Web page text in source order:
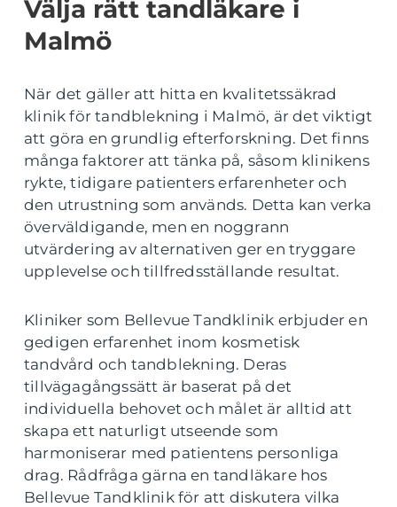
Välja rätt tandläkare i
Malmö
När det gäller att hitta en kvalitetssäkrad
klinik för tandblekning i Malmö, är det viktigt
att göra en grundlig efterforskning. Det finns
många faktorer att tänka på, såsom klinikens
rykte, tidigare patienters erfarenheter och
den utrustning som används. Detta kan verka
överväldigande, men en noggrann
utvärdering av alternativen ger en tryggare
upplevelse och tillfredsställande resultat.
Kliniker som Bellevue Tandklinik erbjuder en
gedigen erfarenhet inom kosmetisk
tandvård och tandblekning. Deras
tillvägagångssätt är baserat på det
individuella behovet och målet är alltid att
skapa ett naturligt utseende som
harmoniserar med patientens personliga
drag. Rådfråga gärna en tandläkare hos
Bellevue Tandklinik för att diskutera vilka